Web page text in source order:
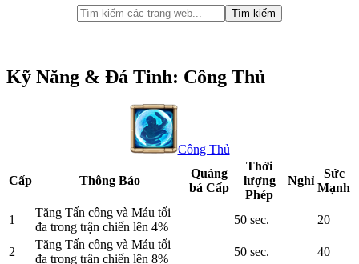
Kỹ Năng & Đá Tinh: Công Thủ
Công Thủ
Cấp Thông Báo
Quảng
bá Cấp
Thời
lượng
Phép
Nghỉ
Sức
Mạnh
1
Tăng Tấn công và Máu tối
đa trong trận chiến lên 4%
50 sec. 20
2
Tăng Tấn công và Máu tối
đa trong trận chiến lên 8%
50 sec. 40